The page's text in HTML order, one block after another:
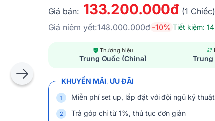
Giá bán: 133.200.000đ (1 Chiếc)
Giá niêm yết:148.000.000đ -10% Tiết kiệm:
Thương hiệu
Trung Quốc (China) Trung
KHUYẾN MÃI, ƯU ĐÃI
Miễn phí set up, lắp đặt với đội ngũ kỹ
Trả góp chỉ từ 1%, thủ tục đơn giản